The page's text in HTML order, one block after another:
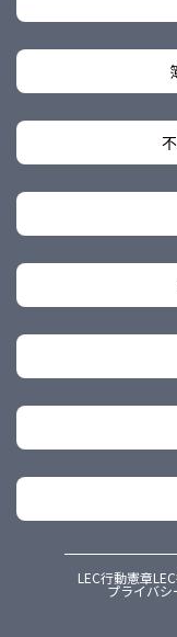
LEC行動憲章
プライバシ